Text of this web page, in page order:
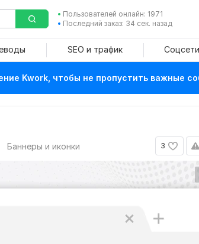
Пользователей онлайн: 1971
Последний заказ: 34 сек. назад
SEO и трафик
Kwork, чтобы не пропустить важные
3
Баннеры и иконки